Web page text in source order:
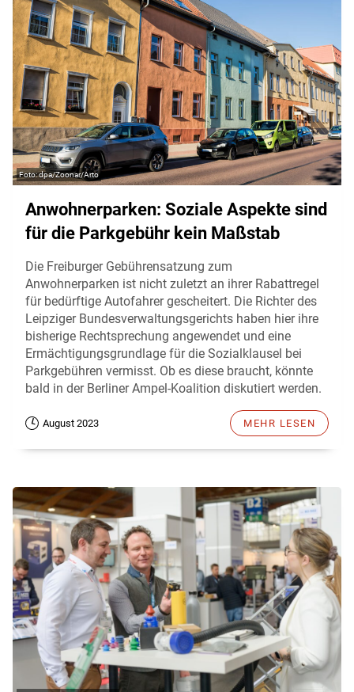
dpa/Zoonar/Arto
Anwohnerparken: Soziale Aspekte sind
für die Parkgebühr kein Maßstab
Die Freiburger Gebührensatzung zum
Anwohnerparken ist nicht zuletzt an ihrer Rabattregel
für bedürftige Autofahrer gescheitert. Die Richter des
Leipziger Bundesverwaltungsgerichts haben hier ihre
bisherige Rechtsprechung angewendet und eine
Ermächtigungsgrundlage für die Sozialklausel bei
Parkgebühren vermisst. Ob es diese braucht, könnte
bald in der Berliner Ampel-Koalition diskutiert werden.
August 2023 MEHR LESEN